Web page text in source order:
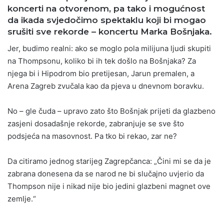
koncerti na otvorenom, pa tako i mogućnost
da ikada svjedočimo spektaklu koji bi mogao
srušiti sve rekorde – koncertu Marka Bošnjaka.
Jer, budimo realni: ako se moglo pola milijuna ljudi skupiti
na Thompsonu, koliko bi ih tek došlo na Bošnjaka? Za
njega bi i Hipodrom bio pretijesan, Jarun premalen, a
Arena Zagreb zvučala kao da pjeva u dnevnom boravku.
No – gle čuda – upravo zato što Bošnjak prijeti da glazbeno
zasjeni dosadašnje rekorde, zabranjuje se sve što
podsjeća na masovnost. Pa tko bi rekao, zar ne?
Da citiramo jednog starijeg Zagrepčanca: „Čini mi se da je
zabrana donesena da se narod ne bi slučajno uvjerio da
Thompson nije i nikad nije bio jedini glazbeni magnet ove
zemlje.“